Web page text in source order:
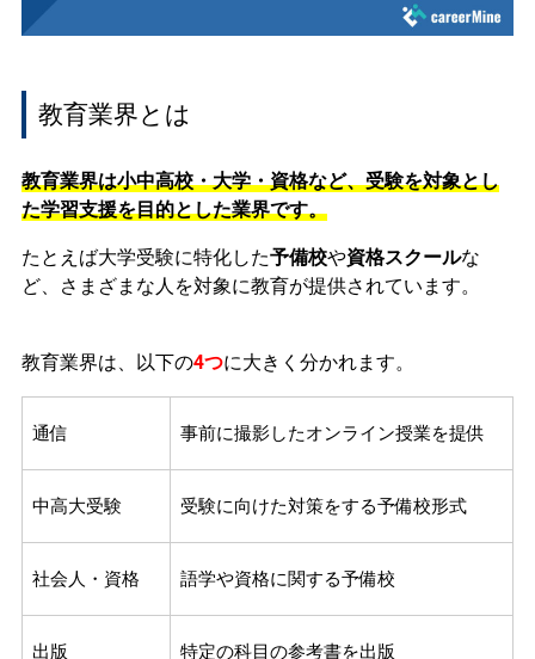
教育業界とは
教育業界は小中高校・大学・資格など、受験を対象とし
た学習支援を目的とした業界です。
たとえば大学受験に特化した予備校や資格スクールな
ど、さまざまな人を対象に教育が提供されています。
教育業界は、以下の4つに大きく分かれます。
通信 事前に撮影したオンライン授業を提供
中高大受験 受験に向けた対策をする予備校形式
社会人・資格 語学や資格に関する予備校
出版 特定の科目の参考書を出版